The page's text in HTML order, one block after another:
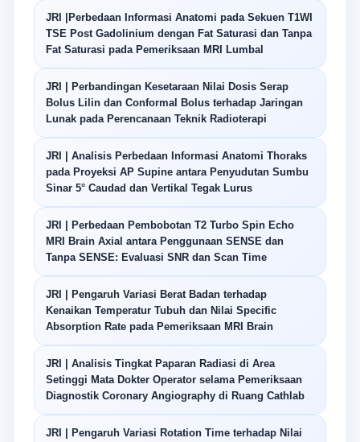
JRI |Perbedaan Informasi Anatomi pada Sekuen T1WI
TSE Post Gadolinium dengan Fat Saturasi dan Tanpa
Fat Saturasi pada Pemeriksaan MRI Lumbal
JRI | Perbandingan Kesetaraan Nilai Dosis Serap
Bolus Lilin dan Conformal Bolus terhadap Jaringan
Lunak pada Perencanaan Teknik Radioterapi
JRI | Analisis Perbedaan Informasi Anatomi Thoraks
pada Proyeksi AP Supine antara Penyudutan Sumbu
Sinar 5° Caudad dan Vertikal Tegak Lurus
JRI | Perbedaan Pembobotan T2 Turbo Spin Echo
MRI Brain Axial antara Penggunaan SENSE dan
Tanpa SENSE: Evaluasi SNR dan Scan Time
JRI | Pengaruh Variasi Berat Badan terhadap
Kenaikan Temperatur Tubuh dan Nilai Specific
Absorption Rate pada Pemeriksaan MRI Brain
JRI | Analisis Tingkat Paparan Radiasi di Area
Setinggi Mata Dokter Operator selama Pemeriksaan
Diagnostik Coronary Angiography di Ruang Cathlab
JRI | Pengaruh Variasi Rotation Time terhadap Nilai